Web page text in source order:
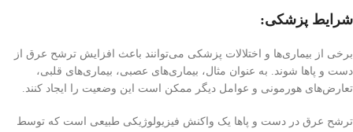
شرایط پزشکی:
برخی از بیماری‌ها و اختلالات پزشکی می‌توانند باعث افزایش ترشح عرق از
دست و پاها شوند. به عنوان مثال، بیماری‌های عصبی، بیماری‌های قلبی،
تعارض‌های هورمونی و عوامل دیگر ممکن است این وضعیت را ایجاد کنند.
ترشح عرق در دست و پاها یک واکنش فیزیولوژیکی طبیعی است که توسط